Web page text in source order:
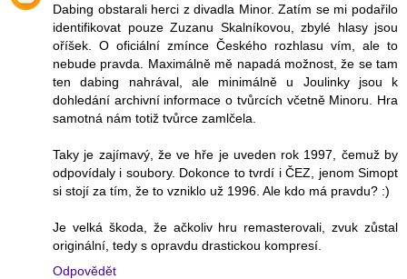
Dabing obstarali herci z divadla Minor. Zatím se mi podařilo
identifikovat pouze Zuzanu Skalníkovou, zbylé hlasy jsou
oříšek. O oficiální zmínce Českého rozhlasu vím, ale to
nebude pravda. Maximálně mě napadá možnost, že se tam
ten dabing nahrával, ale minimálně u Joulinky jsou k
dohledání archivní informace o tvůrcích včetně Minoru. Hra
samotná nám totiž tvůrce zamlčela.
Taky je zajímavý, že ve hře je uveden rok 1997, čemuž by
odpovídaly i soubory. Dokonce to tvrdí i ČEZ, jenom Simopt
si stojí za tím, že to vzniklo už 1996. Ale kdo má pravdu? :)
Je velká škoda, že ačkoliv hru remasterovali, zvuk zůstal
originální, tedy s opravdu drastickou kompresí.
Odpovědět